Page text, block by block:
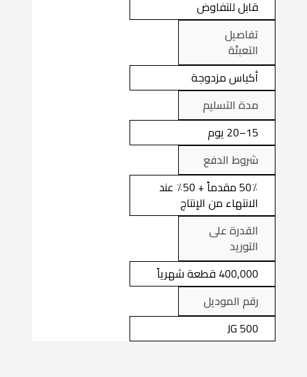
قابل للتفاوض
تفاصيل
التعبئة
أكياس مزدوجة
مدة التسليم
15–20 يوم
شروط الدفع
50٪ مقدماً + 50٪ عند
الانتهاء من الإنتاج
القدرة على
التوريد
400,000 قطعة شهرياً
رقم الموديل
JG 500